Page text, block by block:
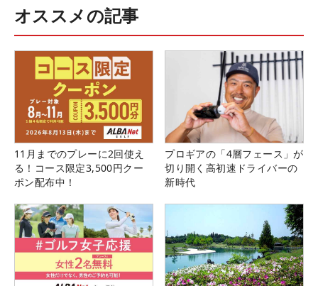
オススメの記事
11月までのプレーに2回使え
る！コース限定3,500円クー
ポン配布中！
プロギアの「4層フェース」が
切り開く高初速ドライバーの
新時代